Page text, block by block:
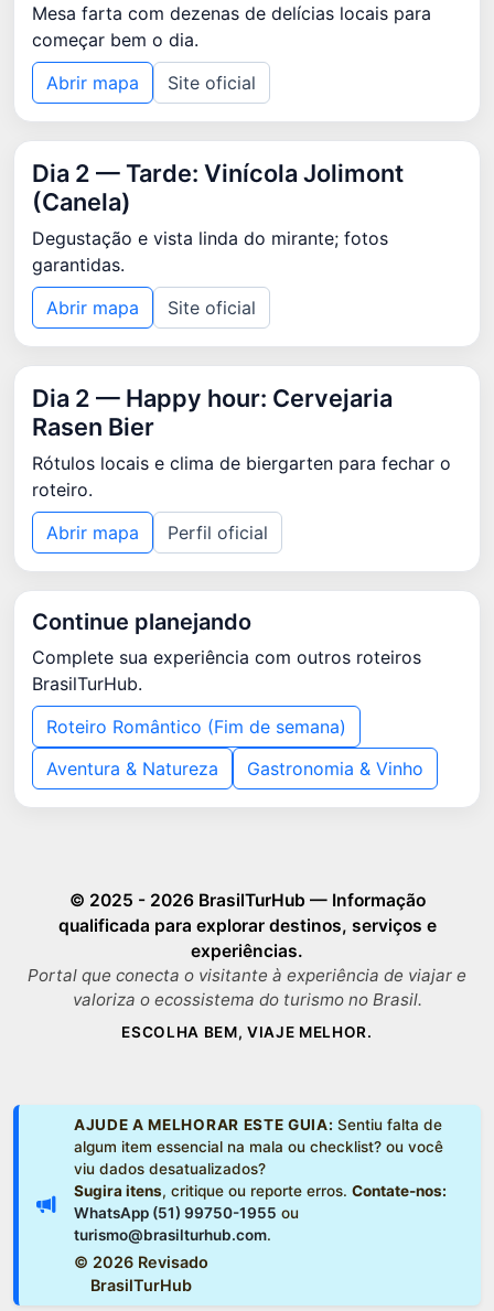
Mesa farta com dezenas de delícias locais para
começar bem o dia.
Abrir mapa
Site oficial
Dia 2 — Tarde: Vinícola Jolimont
(Canela)
Degustação e vista linda do mirante; fotos
garantidas.
Abrir mapa
Site oficial
Dia 2 — Happy hour: Cervejaria
Rasen Bier
Rótulos locais e clima de biergarten para fechar o
roteiro.
Abrir mapa
Perfil oficial
Continue planejando
Complete sua experiência com outros roteiros
BrasilTurHub.
Roteiro Romântico (Fim de semana)
Aventura & Natureza
Gastronomia & Vinho
© 2025 - 2026 BrasilTurHub — Informação
qualificada para explorar destinos, serviços e
experiências.
Portal que conecta o visitante à experiência de viajar e
valoriza o ecossistema do turismo no Brasil.
ESCOLHA BEM, VIAJE MELHOR.
AJUDE A MELHORAR ESTE GUIA: Sentiu falta de
algum item essencial na mala ou checklist? ou você
viu dados desatualizados?
Sugira itens, critique ou reporte erros. Contate-nos:
WhatsApp (51) 99750-1955 ou
turismo@brasilturhub.com.
© 2026 Revisado
BrasilTurHub